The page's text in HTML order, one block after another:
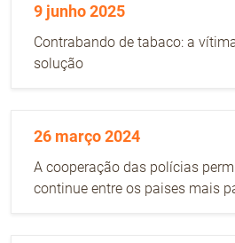
9 junho 2025
Contrabando de tabaco: a
solução
26 março 2024
A cooperação das polícias
continue entre os paises mais